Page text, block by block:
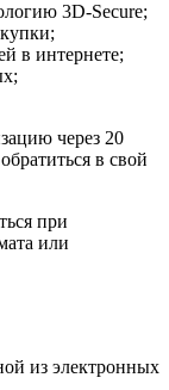
3D-Secure;
в интернете;
через 20
в свой
при
или
из электронных